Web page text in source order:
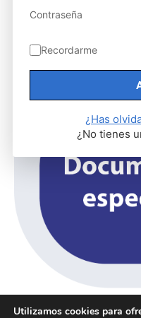
Sorry, but you do not
Utilizamos cookies para
Contraseña
Recordarme
¿Has
¿No tienes